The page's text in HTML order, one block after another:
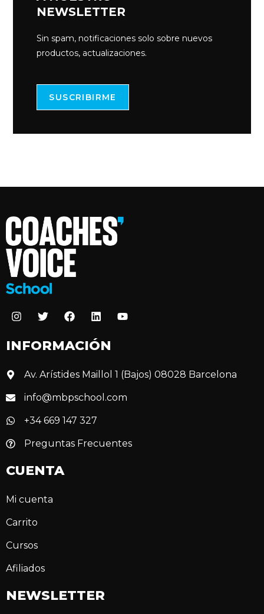
NEWSLETTER
Sin spam, notificaciones solo sobre nuevos
productos, actualizaciones.
SUSCRIBIRME
INFORMACIÓN
Av. Arístides Maillol 1 (Bajos) 08028 Barcelona
info@mbpschool.com
+34 669 147 327
Preguntas Frecuentes
CUENTA
Mi cuenta
Carrito
Cursos
Afiliados
NEWSLETTER